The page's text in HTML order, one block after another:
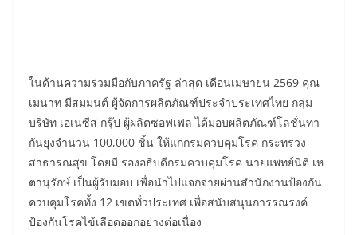
ในด้านความร่วมมือกับภาครัฐ ล่าสุด เดือนเมษายน 2569 คุณ
เมนาท มีสมมนต์ ผู้จัดการผลิตภัณฑ์ประจำประเทศไทย กลุ่ม
บริษัท เอเนซีส กรุ๊ป ผู้ผลิตซอฟเฟล ได้มอบผลิตภัณฑ์โลชั่นทา
กันยุงจำนวน 100,000 ชิ้น ให้แก่กรมควบคุมโรค กระทรวง
สาธารณสุข โดยมี รองอธิบดีกรมควบคุมโรค นายแพทย์นิติ เห
ตานุรักษ์ เป็นผู้รับมอบ เพื่อนำไปแจกจ่ายผ่านสำนักงานป้องกัน
ควบคุมโรคทั้ง 12 เขตทั่วประเทศ เพื่อสนับสนุนการรณรงค์
ป้องกันโรคไข้เลือดออกอย่างต่อเนื่อง